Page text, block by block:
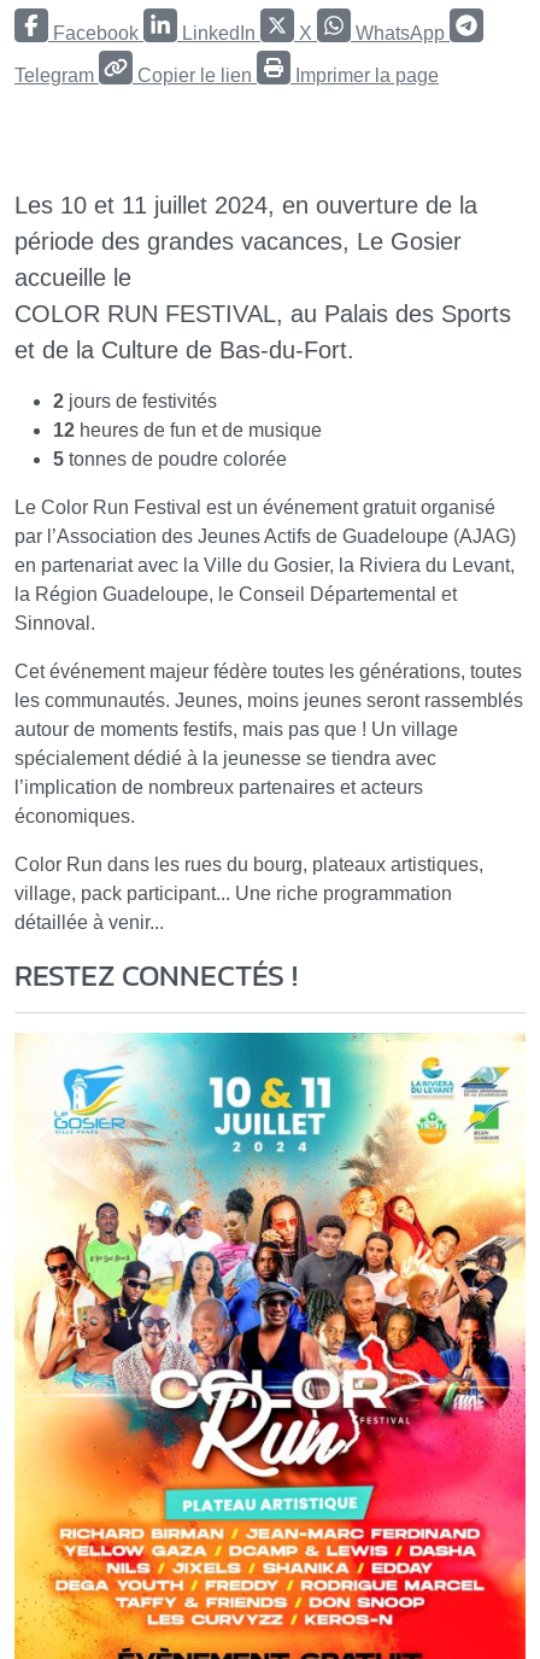
Facebook LinkedIn X WhatsApp
Telegram Copier le lien Imprimer la page
Les 10 et 11 juillet 2024, en ouverture de la
période des grandes vacances, Le Gosier
accueille le
COLOR RUN FESTIVAL, au Palais des Sports
et de la Culture de Bas-du-Fort.
2 jours de festivités
12 heures de fun et de musique
5 tonnes de poudre colorée
Le Color Run Festival est un événement gratuit organisé
par l’Association des Jeunes Actifs de Guadeloupe (AJAG)
en partenariat avec la Ville du Gosier, la Riviera du Levant,
la Région Guadeloupe, le Conseil Départemental et
Sinnoval.
Cet événement majeur fédère toutes les générations, toutes
les communautés. Jeunes, moins jeunes seront rassemblés
autour de moments festifs, mais pas que ! Un village
spécialement dédié à la jeunesse se tiendra avec
l’implication de nombreux partenaires et acteurs
économiques.
Color Run dans les rues du bourg, plateaux artistiques,
village, pack participant... Une riche programmation
détaillée à venir...
RESTEZ CONNECTÉS !